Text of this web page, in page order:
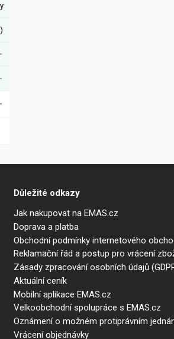
Důležité odkazy
Jak nakupovat na EMAS.cz
Doprava a platba
Obchodní podmínky internetového
Reklamační řád a postup pro vrácení
Zásady zpracování osobních údajů
Aktuální ceník
Mobilní aplikace EMAS.cz
Velkoobchodní spolupráce s EMAS.cz
Oznámení o možném protiprávním
Vrácení objednávky